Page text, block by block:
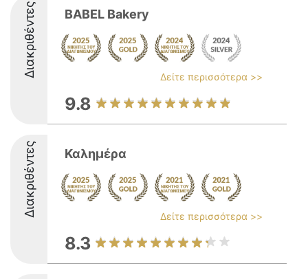
Διακριθέντες BABEL Bakery
Δείτε περισσότερα >>
9.8
Διακριθέντες Καλημέρα
Δείτε περισσότερα >>
8.3